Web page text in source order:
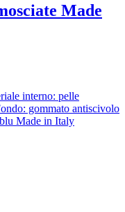
Made
interno: pelle
gommato antiscivolo
Made in Italy